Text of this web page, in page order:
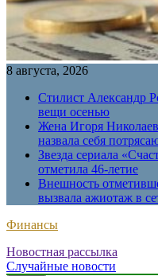
8 августа, 2026
Стилист Александр
вещи осенью
Жена Игоря
назвала себя
Звезда сериала
отметила 46-летие
Внешность
вызвала ажиотаж в
Финансы
Новостная рассылка
Случайные новости